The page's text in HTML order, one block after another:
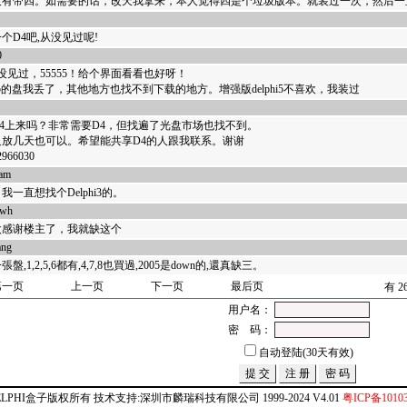
D4吧,从没见过呢!
见过，55555！给个界面看看也好呀！
的盘我丢了，其他地方也找不到下载的地方。增强版delphi5不喜欢，我装过
上来吗？非常需要D4，但找遍了光盘市场也找不到。
几天也可以。希望能共享D4的人跟我联系。谢谢
一直想找个Delphi3的。
谢楼主了，我就缺这个
盤,1,2,5,6都有,4,7,8也買過,2005是down的,還真缺三。
页
上一页 下一页 最后页
有
用户名：
密 码：
自动登陆(30天有效)
盒子版权所有 技术支持:深圳市麟瑞科技有限公司 1999-2024 V4.01 粤ICP备